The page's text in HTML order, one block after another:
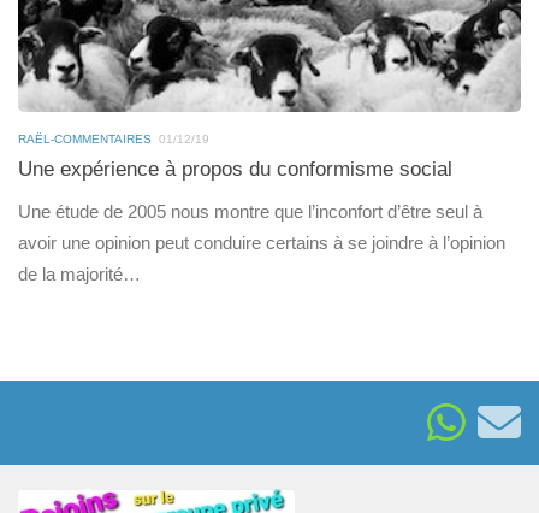
RAËL-COMMENTAIRES 01/12/19
Une expérience à propos du conformisme social
Une étude de 2005 nous montre que l’inconfort d’être seul à
avoir une opinion peut conduire certains à se joindre à l’opinion
de la majorité…